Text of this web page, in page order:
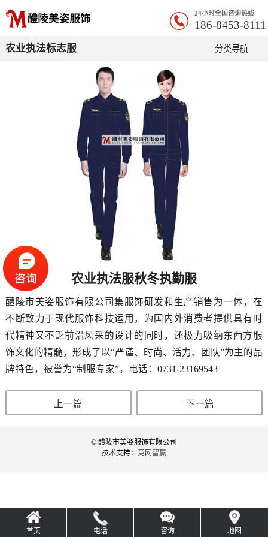
24小时全国咨询热线
186-8453-8111
农业执法标志服 分类导航
农业执法服秋冬执勤服
醴陵市美姿服饰有限公司集服饰研发和生产销售为一体，在
不断致力于现代服饰科技运用，为国内外消费者提供具有时
代精神又不乏前沿风采的设计的同时，还极力吸纳东西方服
饰文化的精髓，形成了以“严谨、时尚、活力、团队”为主的品
牌特色，被誉为“制服专家”。电话：0731-23169543
上一篇 下一篇
© 醴陵市美姿服饰有限公司
技术支持： 竞网智赢
首页 电话 咨询 地图